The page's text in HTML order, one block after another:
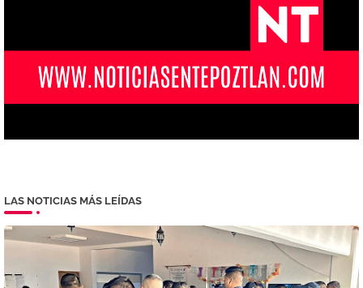
LAS NOTICIAS MÁS LEÍDAS